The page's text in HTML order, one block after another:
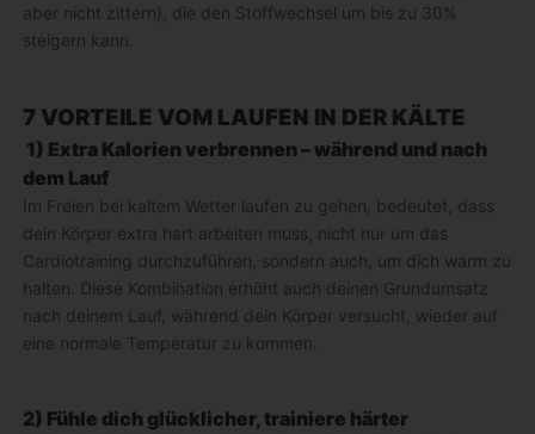
aber nicht zittern), die den Stoffwechsel um bis zu 30%
steigern kann.
7 VORTEILE VOM LAUFEN IN DER KÄLTE
1) Extra Kalorien verbrennen – während und nach
dem Lauf
Im Freien bei kaltem Wetter laufen zu gehen, bedeutet, dass
dein Körper extra hart arbeiten muss, nicht nur um das
Cardiotraining durchzuführen, sondern auch, um dich warm zu
halten. Diese Kombination erhöht auch deinen Grundumsatz
nach deinem Lauf, während dein Körper versucht, wieder auf
eine normale Temperatur zu kommen.
2) Fühle dich glücklicher, trainiere härter